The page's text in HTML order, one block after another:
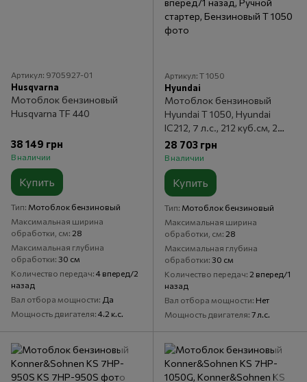
Артикул: 9705927-01
Husqvarna
Мотоблок бензиновый
Husqvarna TF 440
38 149 грн
В наличии
Купить
Тип Мотоблок бензиновый
Максимальная ширина
обработки, см 28
Максимальная глубина
обработки 30 см
Количество передач 4 вперед/2
назад
Вал отбора мощности Да
Мощность двигателя 4.2 к.с.
Артикул: Т 1050
Hyundai
Мотоблок бензиновый
Hyundai T 1050, Hyundai
IC212, 7 л.с., 212 куб.см, 2
вперед/1 назад, Ручной
стартер, Бензиновый
28 703 грн
В наличии
Купить
Тип Мотоблок бензиновый
Максимальная ширина
обработки, см 28
Максимальная глубина
обработки 30 см
Количество передач 2 вперед/1
назад
Вал отбора мощности Нет
Мощность двигателя 7 л.с.